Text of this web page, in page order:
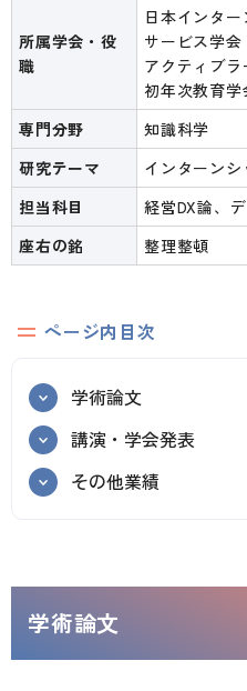
所属学会・役
職
日本インタ
サービス学会
アクティブ
初年次教育学
専門分野
知識科学
研究テーマ
インターン
担当科目
経営DX論、
座右の銘
整理整頓
ページ内目次
学術論文
講演・学会発表
その他業績
学術論文